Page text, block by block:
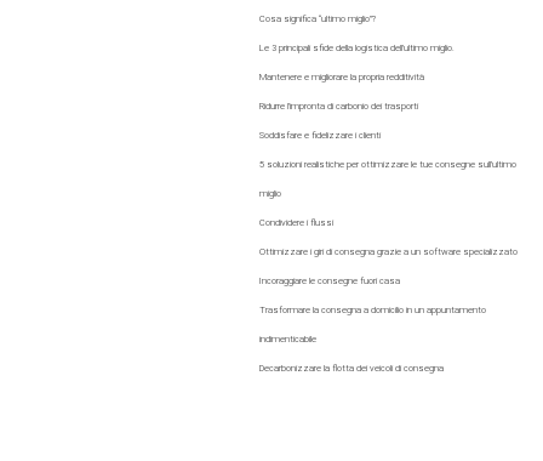
Cosa significa “ultimo miglio”?
Le 3 principali sfide della logistica dell’ultimo miglio.
Mantenere e migliorare la propria redditività
Ridurre l’impronta di carbonio dei trasporti
Soddisfare e fidelizzare i clienti
5 soluzioni realistiche per ottimizzare le tue consegne sull’ultimo
miglio
Condividere i flussi
Ottimizzare i giri di consegna grazie a un software specializzato
Incoraggiare le consegne fuori casa
Trasformare la consegna a domicilio in un appuntamento
indimenticabile
Decarbonizzare la flotta dei veicoli di consegna